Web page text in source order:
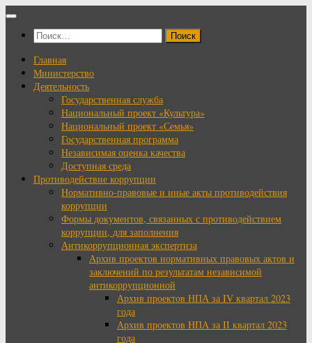
Перейти
содержимому
Найти:
Главная
Министерство
Деятельность
Государственная служба
Национальный проект «Культура»
Национальный проект «Семья»
Государственная программа
Независимая оценка качества
Доступная среда
Противодействие коррупции
Нормативно-правовые и иные акты противодействия
коррупции
Формы документов, связанных с противодействием
коррупции, для заполнения
Антикоррупционная экспертиза
Архив проектов нормативных правовых актов и
заключений по результатам независимой
антикоррупционной
Архив проектов НПА за IV квартал 2023
года
Архив проектов НПА за II квартал 2023
года